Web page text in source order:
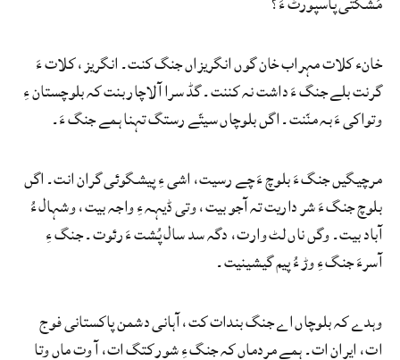
خانء کلات مہراب خان گوں انگریزاں جنگ کنت۔ انگریز، کلات ءَ
گرنت بلے جنگ ءَ داشت نہ کننت۔ گڈ سرا آ لاچار بنت کہ بلوچستان ءِ
وتواکی ءَ بہ منّنت۔ اگں بلوچاں سیتّے رستگ تہنا ہمے جنگ ءَ۔
مرچیگیں جنگ ءَ بلوچ ءَ چے رسیت، اشی ءِ پیشگوئی گران انت۔ اگں
بلوچ جنگ ءَ شر داریت تہ آجو بیت، وتی ڈیہہ ءِ واجہ بیت، وشہال ءُ
آباد بیت۔ وگں ناں لٹ وارت، دگہ سد سال پُشت ءَ رئوت۔ جنگ ءِ
آسرءَ جنگ ءِ وڑ ءُ پیم گیشینیت۔
وہدے کہ بلوچاں اے جنگ بندات کت، آہانی دشمن پاکستانی فوج
ات، ایران ات۔ ہمے مردماں کہ جنگ ءِ شور کتگ ات، آ وت ماں وتا